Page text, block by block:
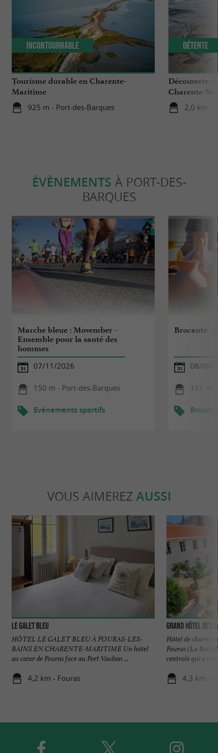
Tourisme durable en Charente-
Maritime
925 m - Port-des-Barques
Incontournable
Découverte
Charente-
2,0 km -
Détente
ÉVÈNEMENTS À PORT-DES-
BARQUES
Marche bleue : Movember -
Ensemble pour la santé des
hommes
07/11/2026
150 m - Port-des-Barques
Evènements sportifs
Brocante -
08/08/
151 m
VOUS AIMEREZ AUSSI
Le Galet Bleu
HÔTEL LE GALET BLEU À FOURAS-LES-
BAINS EN CHARENTE-MARITIME Un hôtel
au cœur de Fouras face au Fort Vauban ...
4,2 km - Fouras
Grand Hôtel des
Hôtel de charme
Fouras (La
centrale qui a vue
4,3 km -